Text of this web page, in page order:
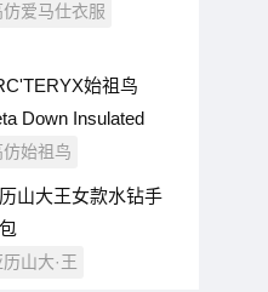
仿爱马仕衣服
始祖鸟
Down Insulated
男款压胶羽绒服
仿始祖鸟
山大王女款水钻手
历山大·王